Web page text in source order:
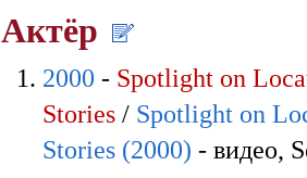
Актёр
2000 - Spotlight on
Stories / Spotlight on
Stories (2000) - видео,